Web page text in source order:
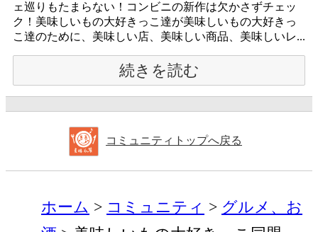
ェ巡りもたまらない！コンビニの新作は欠かさずチェッ
ク！美味しいもの大好きっこ達が美味しいもの大好きっ
こ達のために、美味しい店、美味しい商品、美味しいレ...
続きを読む
コミュニティトップへ戻る
ホーム コミュニティ
グルメ、お